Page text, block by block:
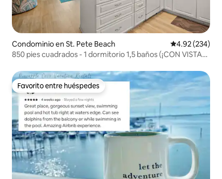
Condominio en St. Pete Beach Calificación
4.92 (234)
850 pies cuadrados - 1 dormitorio 1,5 baños (¡CON VISTAS
Favorito entre huéspedes
Favorito entre huéspedes